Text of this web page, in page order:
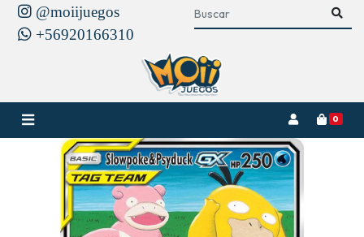
@moiijuegos
+56920166310
0